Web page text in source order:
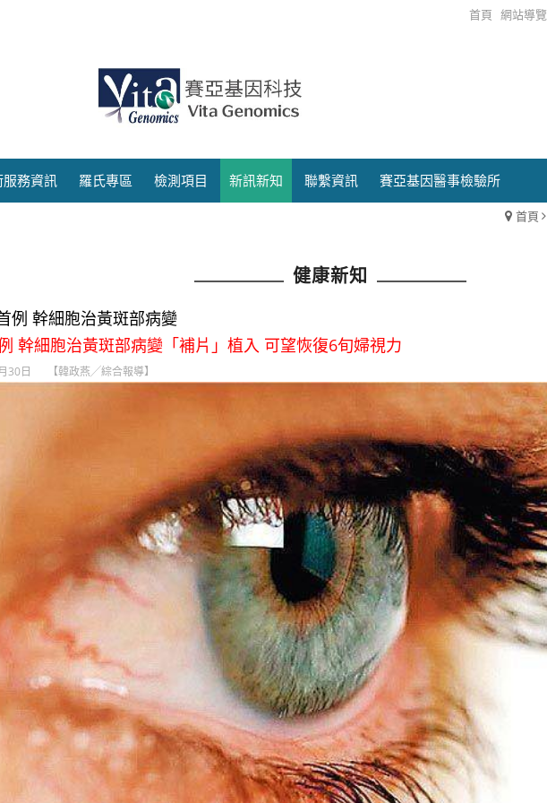
首頁 網站導覽
務資訊 羅氏專區 檢測項目 新訊新知 聯繫資訊 賽亞基因醫事檢驗所
首頁
健康新知
例 幹細胞治黃斑部病變
幹細胞治黃斑部病變「補片」植入 可望恢復6旬婦視力
30日 【韓政燕╱綜合報導】